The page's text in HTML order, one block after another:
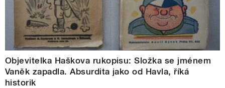
Objevitelka Haškova rukopisu: Složka se jménem
Vaněk zapadla. Absurdita jako od Havla, říká
historik